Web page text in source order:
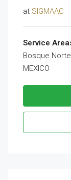
at SIGMAAC
Service
Bosque
MEXICO